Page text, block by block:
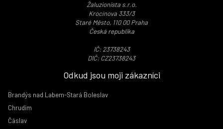
Žaluzionista s.r.o.
Krocínova 333/3
Staré Město, 110 00 Praha
Česká republika
IČ: 23738243
DIČ: CZ23738243
Odkud jsou moji zákazníci
Brandýs nad Labem-Stará Boleslav
Chrudim
Čáslav